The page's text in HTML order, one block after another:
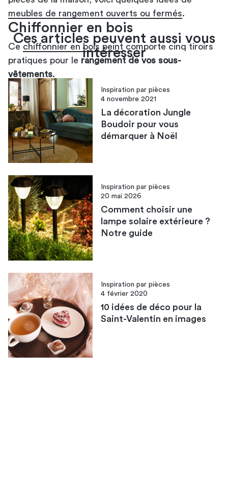
meubles de rangement ouverts ou fermés.
Chiffonnier en bois
Ce chiffonnier en bois peint comporte cinq tiroirs
pratiques pour le rangement de vos sous-
vêtements.
Ces articles peuvent aussi vous
intéresser
Inspiration par pièces
4 novembre 2021
La décoration Jungle
Boudoir pour vous
démarquer à Noël
Inspiration par pièces
20 mai 2026
Comment choisir une
lampe solaire extérieur​e ?
Notre guide
Inspiration par pièces
4 février 2020
10 idées de déco pour la
Saint-Valentin en images